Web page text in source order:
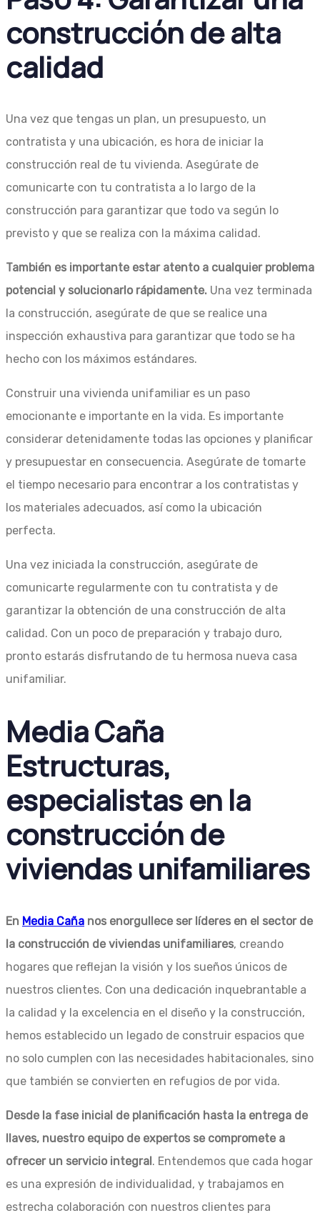
construcción de alta
calidad
Una vez que tengas un plan, un presupuesto, un
contratista y una ubicación, es hora de iniciar la
construcción real de tu vivienda. Asegúrate de
comunicarte con tu contratista a lo largo de la
construcción para garantizar que todo va según lo
previsto y que se realiza con la máxima calidad.
También es importante estar atento a cualquier problema
potencial y solucionarlo rápidamente. Una vez terminada
la construcción, asegúrate de que se realice una
inspección exhaustiva para garantizar que todo se ha
hecho con los máximos estándares.
Construir una vivienda unifamiliar es un paso
emocionante e importante en la vida. Es importante
considerar detenidamente todas las opciones y planificar
y presupuestar en consecuencia. Asegúrate de tomarte
el tiempo necesario para encontrar a los contratistas y
los materiales adecuados, así como la ubicación
perfecta.
Una vez iniciada la construcción, asegúrate de
comunicarte regularmente con tu contratista y de
garantizar la obtención de una construcción de alta
calidad. Con un poco de preparación y trabajo duro,
pronto estarás disfrutando de tu hermosa nueva casa
unifamiliar.
Media Caña
Estructuras,
especialistas en la
construcción de
viviendas unifamiliares
En Media Caña nos enorgullece ser líderes en el sector de
la construcción de viviendas unifamiliares, creando
hogares que reflejan la visión y los sueños únicos de
nuestros clientes. Con una dedicación inquebrantable a
la calidad y la excelencia en el diseño y la construcción,
hemos establecido un legado de construir espacios que
no solo cumplen con las necesidades habitacionales, sino
que también se convierten en refugios de por vida.
Desde la fase inicial de planificación hasta la entrega de
llaves, nuestro equipo de expertos se compromete a
ofrecer un servicio integral. Entendemos que cada hogar
es una expresión de individualidad, y trabajamos en
estrecha colaboración con nuestros clientes para